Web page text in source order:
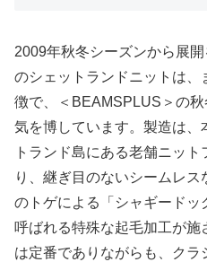
2009年秋冬シーズンから展
のシェットランドニットは
徴で、＜BEAMSPLUS＞の
気を博しています。製造は、
トランド島にある老舗ニッ
り、継ぎ目のないシームレス
のトゲによる「シャギードッ
呼ばれる特殊な起毛加工が
は定番でありながらも、クラ